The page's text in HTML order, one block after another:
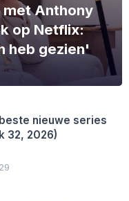
met Anthony
op Netflix:
heb gezien'
nieuwe series
32, 2026)